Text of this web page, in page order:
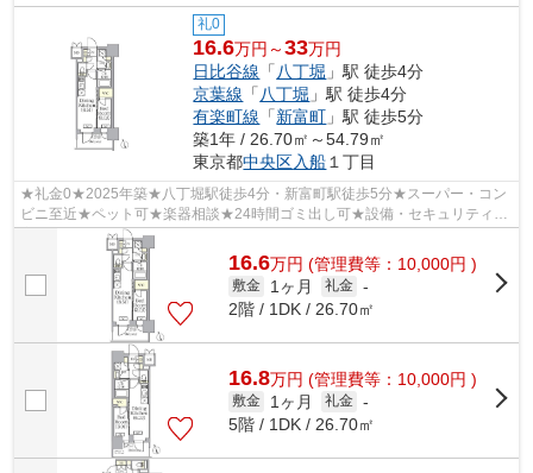
礼0
16.6万円～33万円
日比谷線 「八丁堀 」駅 徒歩4分
京葉線 「八丁堀 」駅 徒歩4分
有楽町線 「新富町 」駅 徒歩5分
築1年 / 26.70㎡～54.79㎡
東京都中央区入船１丁目
★礼金0★2025年築★八丁堀駅徒歩4分・新富町駅徒歩5分★スーパー・コン
ビニ至近★ペット可★楽器相談★24時間ゴミ出し可★設備・セキュリティ充
16.6万円 (管理費等：10,000円 )
敷金 1ヶ月 礼金 -
2階 / 1DK / 26.70㎡
16.8万円 (管理費等：10,000円 )
敷金 1ヶ月 礼金 -
5階 / 1DK / 26.70㎡